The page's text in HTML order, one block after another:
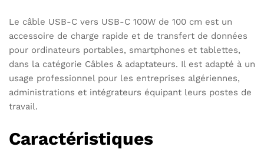
Le câble USB-C vers USB-C 100W de 100 cm est un
accessoire de charge rapide et de transfert de données
pour ordinateurs portables, smartphones et tablettes,
dans la catégorie Câbles & adaptateurs. Il est adapté à un
usage professionnel pour les entreprises algériennes,
administrations et intégrateurs équipant leurs postes de
travail.
Caractéristiques